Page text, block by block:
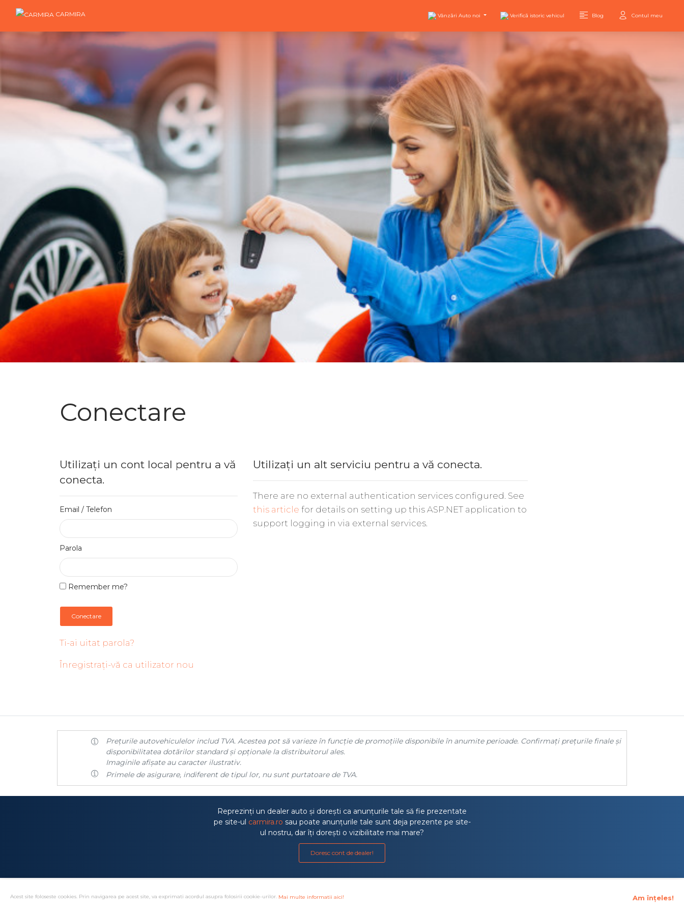
CARMIRA Vânzări Auto noi Verifică istoric vehicul Blog Contul meu
Acest site foloseste cookies. Prin navigarea pe acest site, va exprimati acordul asupra folosirii cookie-urilor. Mai multe informatii aici! Am înțeles!
Conectare
Utilizați un cont local pentru a vă
conecta.
Email / Telefon
Parola
Remember me?
Conectare
Ti-ai uitat parola?
Înregistrați-vă ca utilizator nou
Utilizați un alt serviciu pentru a vă conecta.
There are no external authentication services configured. See
this article for details on setting up this ASP.NET application to
support logging in via external services.
Prețurile autovehiculelor includ TVA. Acestea pot să varieze în funcție de promoțiile disponibile în anumite perioade. Confirmați prețurile finale și
disponibilitatea dotărilor standard și opționale la distribuitorul ales.
Imaginile afișate au caracter ilustrativ.
Primele de asigurare, indiferent de tipul lor, nu sunt purtatoare de TVA.
Reprezinți un dealer auto și dorești ca anunțurile tale să fie prezentate
pe site-ul carmira.ro sau poate anunțurile tale sunt deja prezente pe site-
ul nostru, dar îți dorești o vizibilitate mai mare?
Doresc cont de dealer!